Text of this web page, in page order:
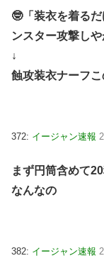
🤓「装衣を着る
ンスター攻撃し
↓
蝕攻装衣ナーフ
372: イージャン速報
まず円筒含めて
なんなの
382: イージャン速報